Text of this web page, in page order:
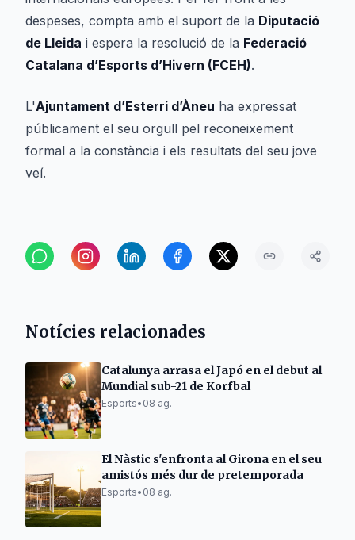
despeses, compta amb el suport de la Diputació
de Lleida i espera la resolució de la Federació
Catalana d’Esports d’Hivern (FCEH).
L'Ajuntament d’Esterri d’Àneu ha expressat
públicament el seu orgull pel reconeixement
formal a la constància i els resultats del seu jove
veí.
Notícies relacionades
Catalunya arrasa el Japó en el debut al
Mundial sub-21 de Korfbal
Esports• 08 ag.
El Nàstic s'enfronta al Girona en el seu
amistós més dur de pretemporada
Esports• 08 ag.